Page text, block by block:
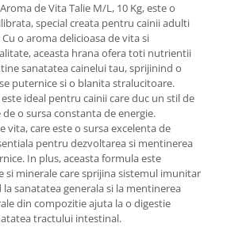
de Vita Talie M/L, 10 Kg, este o
special creata pentru cainii adulti
o aroma delicioasa de vita si
aceasta hrana ofera toti nutrientii
sanatatea cainelui tau, sprijinind o
puternice si o blanita stralucitoare.
ideal pentru cainii care duc un stil de
o sursa constanta de energie.
vita, care este o sursa excelenta de
pentru dezvoltarea si mentinerea
In plus, aceasta formula este
si minerale care sprijina sistemul imunitar
sanatatea generala si la mentinerea
din compozitie ajuta la o digestie
tractului intestinal.